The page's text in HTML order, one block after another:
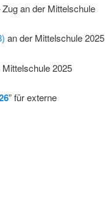
an der Mittelschule
an der Mittelschule 2025
Mittelschule 2025
” für externe